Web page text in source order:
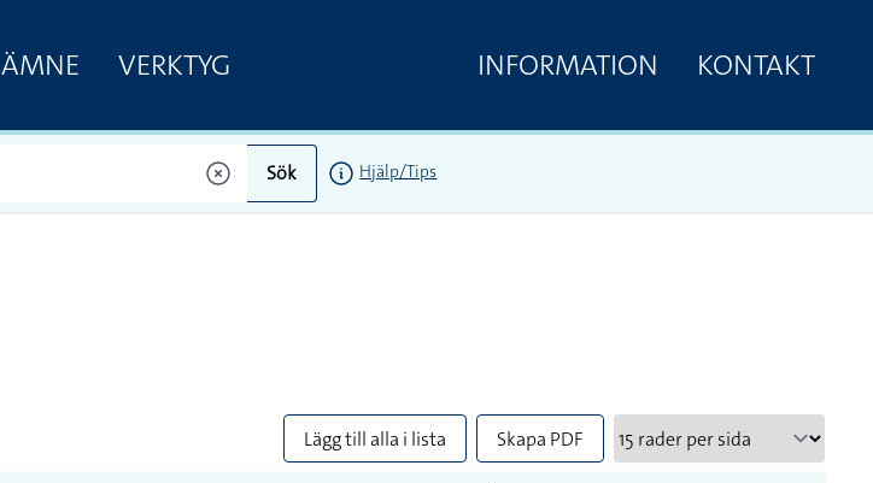
ÄMNE VERKTYG INFORMATION KONTAKT
Sök Hjälp/Tips
Lägg till alla i lista Skapa PDF